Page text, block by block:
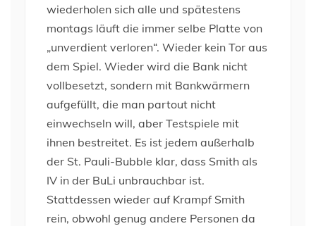
wiederholen sich alle und spätestens
montags läuft die immer selbe Platte von
„unverdient verloren“. Wieder kein Tor aus
dem Spiel. Wieder wird die Bank nicht
vollbesetzt, sondern mit Bankwärmern
aufgefüllt, die man partout nicht
einwechseln will, aber Testspiele mit
ihnen bestreitet. Es ist jedem außerhalb
der St. Pauli-Bubble klar, dass Smith als
IV in der BuLi unbrauchbar ist.
Stattdessen wieder auf Krampf Smith
rein, obwohl genug andere Personen da